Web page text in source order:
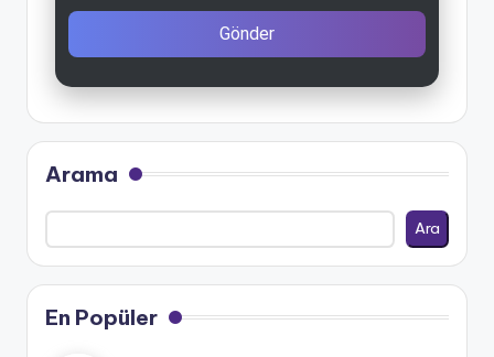
Gönder
Arama
Ara
En Popüler